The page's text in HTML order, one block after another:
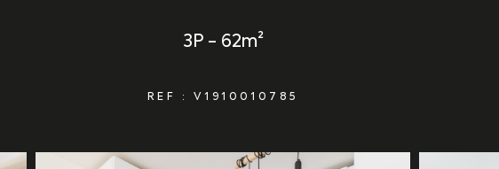
3P - 62m²
REF : V1910010785